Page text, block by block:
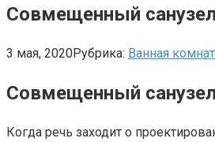
Совмещенный
3 мая, 2020Рубрика: Ванная
Совмещенный
Когда речь заходит о